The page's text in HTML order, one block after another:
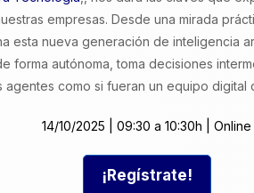
empresas. Desde una mirada
esta nueva generación de inteligencia
forma autónoma, toma decisiones
agentes como si fueran un equipo digital
14/10/2025 | 09:30 a 10:30h | Online
¡Regístrate!